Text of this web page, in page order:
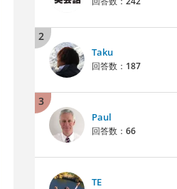
2
Taku
回答数： 187
3
Paul
回答数： 66
TE